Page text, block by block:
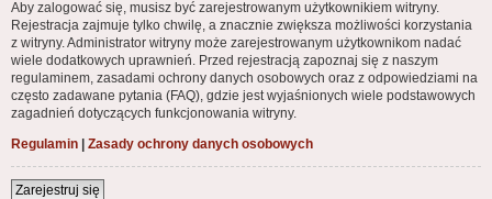
Aby zalogować się, musisz być zarejestrowanym użytkownikiem witryny.
Rejestracja zajmuje tylko chwilę, a znacznie zwiększa możliwości korzystania
z witryny. Administrator witryny może zarejestrowanym użytkownikom nadać
wiele dodatkowych uprawnień. Przed rejestracją zapoznaj się z naszym
regulaminem, zasadami ochrony danych osobowych oraz z odpowiedziami na
często zadawane pytania (FAQ), gdzie jest wyjaśnionych wiele podstawowych
zagadnień dotyczących funkcjonowania witryny.
Regulamin | Zasady ochrony danych osobowych
Zarejestruj się